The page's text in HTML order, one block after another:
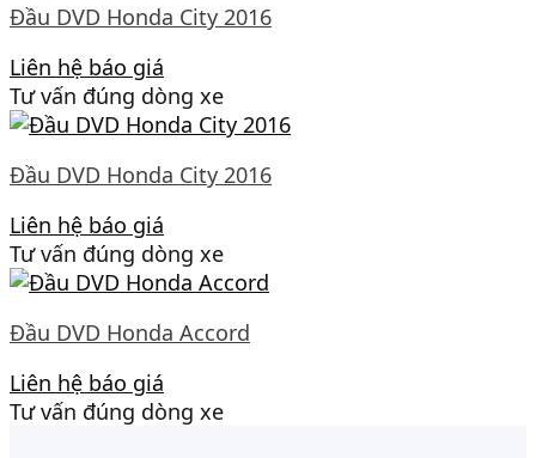
Đầu DVD Honda City 2016
Liên hệ báo giá
Tư vấn đúng dòng xe
Đầu DVD Honda City 2016
Liên hệ báo giá
Tư vấn đúng dòng xe
Đầu DVD Honda Accord
Liên hệ báo giá
Tư vấn đúng dòng xe